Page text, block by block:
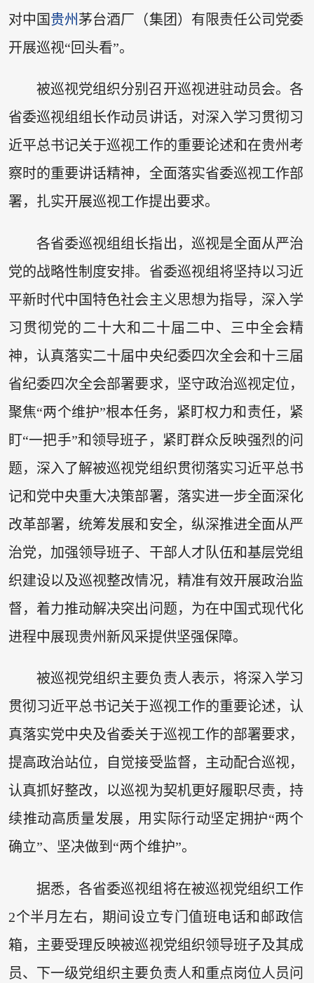
对中国贵州 茅台酒厂（集团）有限责任公司党委
开展巡视“回头看”。
被巡视党组织分别召开巡视进驻动员会。各
省委巡视组组长作动员讲话，对深入学习贯彻习
近平总书记关于巡视工作的重要论述和在贵州考
察时的重要讲话精神，全面落实省委巡视工作部
署，扎实开展巡视工作提出要求。
各省委巡视组组长指出，巡视是全面从严治
党的战略性制度安排。省委巡视组将坚持以习近
平新时代中国特色社会主义思想为指导，深入学
习贯彻党的二十大和二十届二中、三中全会精
神，认真落实二十届中央纪委四次全会和十三届
省纪委四次全会部署要求，坚守政治巡视定位，
聚焦“两个维护”根本任务，紧盯权力和责任，紧
盯“一把手”和领导班子，紧盯群众反映强烈的问
题，深入了解被巡视党组织贯彻落实习近平总书
记和党中央重大决策部署，落实进一步全面深化
改革部署，统筹发展和安全，纵深推进全面从严
治党，加强领导班子、干部人才队伍和基层党组
织建设以及巡视整改情况，精准有效开展政治监
督，着力推动解决突出问题，为在中国式现代化
进程中展现贵州新风采提供坚强保障。
被巡视党组织主要负责人表示，将深入学习
贯彻习近平总书记关于巡视工作的重要论述，认
真落实党中央及省委关于巡视工作的部署要求，
提高政治站位，自觉接受监督，主动配合巡视，
认真抓好整改，以巡视为契机更好履职尽责，持
续推动高质量发展，用实际行动坚定拥护“两个
确立”、坚决做到“两个维护”。
据悉，各省委巡视组将在被巡视党组织工作
2个半月左右，期间设立专门值班电话和邮政信
箱，主要受理反映被巡视党组织领导班子及其成
员、下一级党组织主要负责人和重点岗位人员问